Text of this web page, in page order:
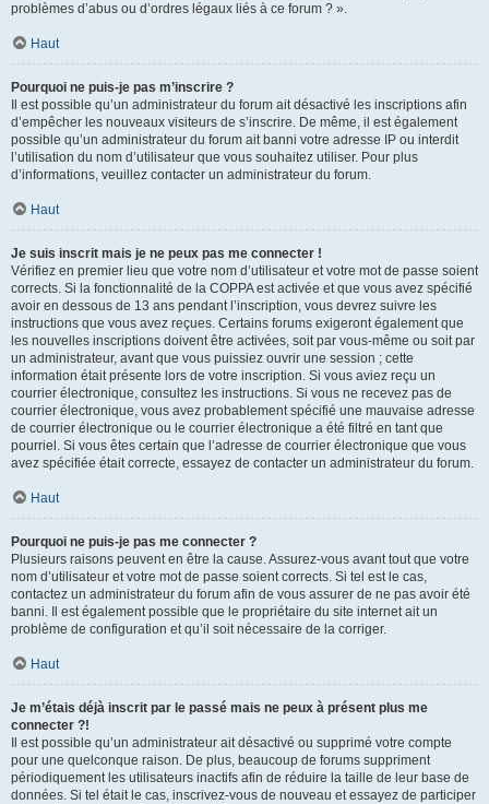
problèmes d’abus ou d’ordres légaux liés à ce forum ? ».
Haut
Pourquoi ne puis-je pas m’inscrire ?
Il est possible qu’un administrateur du forum ait désactivé les inscriptions afin
d’empêcher les nouveaux visiteurs de s’inscrire. De même, il est également
possible qu’un administrateur du forum ait banni votre adresse IP ou interdit
l’utilisation du nom d’utilisateur que vous souhaitez utiliser. Pour plus
d’informations, veuillez contacter un administrateur du forum.
Haut
Je suis inscrit mais je ne peux pas me connecter !
Vérifiez en premier lieu que votre nom d’utilisateur et votre mot de passe soient
corrects. Si la fonctionnalité de la COPPA est activée et que vous avez spécifié
avoir en dessous de 13 ans pendant l’inscription, vous devrez suivre les
instructions que vous avez reçues. Certains forums exigeront également que
les nouvelles inscriptions doivent être activées, soit par vous-même ou soit par
un administrateur, avant que vous puissiez ouvrir une session ; cette
information était présente lors de votre inscription. Si vous aviez reçu un
courrier électronique, consultez les instructions. Si vous ne recevez pas de
courrier électronique, vous avez probablement spécifié une mauvaise adresse
de courrier électronique ou le courrier électronique a été filtré en tant que
pourriel. Si vous êtes certain que l’adresse de courrier électronique que vous
avez spécifiée était correcte, essayez de contacter un administrateur du forum.
Haut
Pourquoi ne puis-je pas me connecter ?
Plusieurs raisons peuvent en être la cause. Assurez-vous avant tout que votre
nom d’utilisateur et votre mot de passe soient corrects. Si tel est le cas,
contactez un administrateur du forum afin de vous assurer de ne pas avoir été
banni. Il est également possible que le propriétaire du site internet ait un
problème de configuration et qu’il soit nécessaire de la corriger.
Haut
Je m’étais déjà inscrit par le passé mais ne peux à présent plus me
connecter ?!
Il est possible qu’un administrateur ait désactivé ou supprimé votre compte
pour une quelconque raison. De plus, beaucoup de forums suppriment
périodiquement les utilisateurs inactifs afin de réduire la taille de leur base de
données. Si tel était le cas, inscrivez-vous de nouveau et essayez de participer